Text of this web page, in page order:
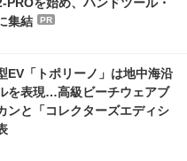
集結
PR
EV「トポリーノ」は地中海沿
を表現…高級ビーチウェアブ
ンと「コレクターズエディシ